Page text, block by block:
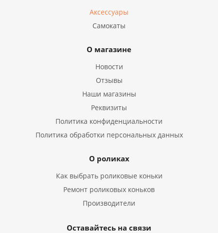
Аксессуары
Самокаты
О магазине
Новости
Отзывы
Наши магазины
Реквизиты
Политика конфиденциальности
Политика обработки персональных данных
О роликах
Как выбрать роликовые коньки
Ремонт роликовых коньков
Производители
Оставайтесь на связи